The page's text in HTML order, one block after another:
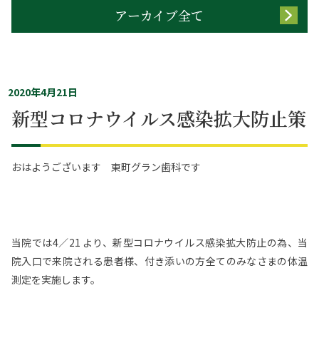
アーカイブ全て
2020年4月21日
新型コロナウイルス感染拡大防止策
おはようございます 東町グラン歯科です
当院では4／21 より、新型コロナウイルス感染拡大防止の為、当
院入口で来院される患者様、付き添いの方全てのみなさまの体温
測定を実施します。